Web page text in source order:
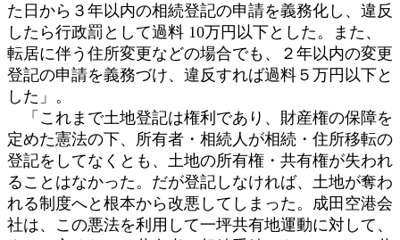
た日から３年以内の相続登記の申請を義務化し、違反
したら行政罰として過料 10万円以下とした。また、
転居に伴う住所変更などの場合でも、２年以内の変更
登記の申請を義務づけ、違反すれば過料５万円以下と
した」。
「これまで土地登記は権利であり、財産権の保障を
定めた憲法の下、所有者・相続人が相続・住所移転の
登記をしてなくとも、土地の所有権・共有権が失われ
ることはなかった。だが登記しなければ、土地が奪わ
れる制度へと根本から改悪してしまった。成田空港会
社は、この悪法を利用して一坪共有地運動に対して、